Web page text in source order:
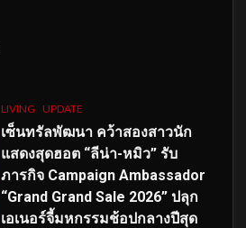
LIVING UPDATE
เซ็นทรัลพัฒนา คว้าสองสาวนัก
แสดงสุดฮอต “ลีน่า-หมิว” รับ
ภารกิจ Campaign Ambassador
“Grand Grand Sale 2026” ปลุก
เอเนอร์จี้มหกรรมช้อปกลางปีสุด